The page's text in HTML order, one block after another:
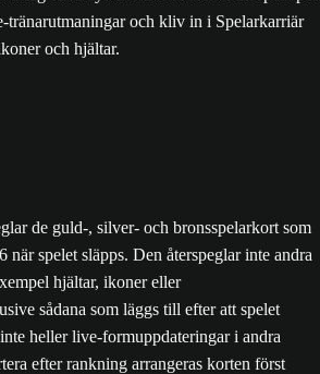
tränarutmaningar och kliv in i Spelarkarriär
och hjältar.
de guld-, silver- och bronsspelarkort som
när spelet släpps. Den återspeglar inte andra
hjältar, ikoner eller
sådana som läggs till efter att spelet
heller live-formuppdateringar i andra
efter rankning arrangeras korten först